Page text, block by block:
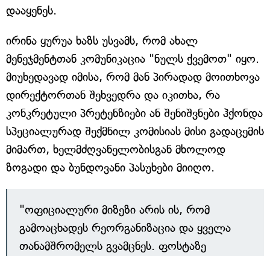
დააყენეს.
ირინა ყურუა ხაზს უსვამს, რომ ახალ
მენეჯმენტთან კომუნიკაცია "ნულს ქვემოთ" იყო.
მიუხედავად იმისა, რომ მან პირადად მოითხოვა
დირექტორთან შეხვედრა და იკითხა, რა
კონკრეტული პრეტენზიები ან შენიშვნები ჰქონდა
სპეციალურად შექმნილ კომისიას მისი გადაცემის
მიმართ, ხელმძღვანელობისგან მხოლოდ
ზოგადი და ბუნდოვანი პასუხები მიიღო.
"ოფიციალური მიზეზი არის ის, რომ
გამოაცხადეს რეორგანიზაცია და ყველა
თანამშრომელს გვამცნეს. ფოსტაზე